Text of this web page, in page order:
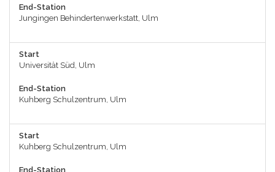
End-Station
Jungingen Behindertenwerkstatt, Ulm
Start
Universität Süd, Ulm
End-Station
Kuhberg Schulzentrum, Ulm
Start
Kuhberg Schulzentrum, Ulm
End-Station